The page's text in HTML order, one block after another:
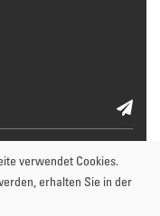
Weiter zum Formular
verwendet Cookies.
erhalten Sie in der